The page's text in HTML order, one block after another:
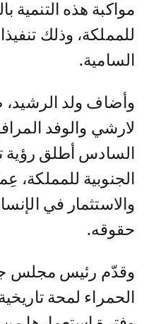
مواكبة هذه التنمية
للمملكة، وذلك
السامية.
وأضاف ولد الرشيد،
لارشي والوفد
السادس أطلق رؤية
الجنوبية للمملكة،
والاستثمار في
حقوقه.
وقدّم رئيس مجلس
الحمراء لمحة